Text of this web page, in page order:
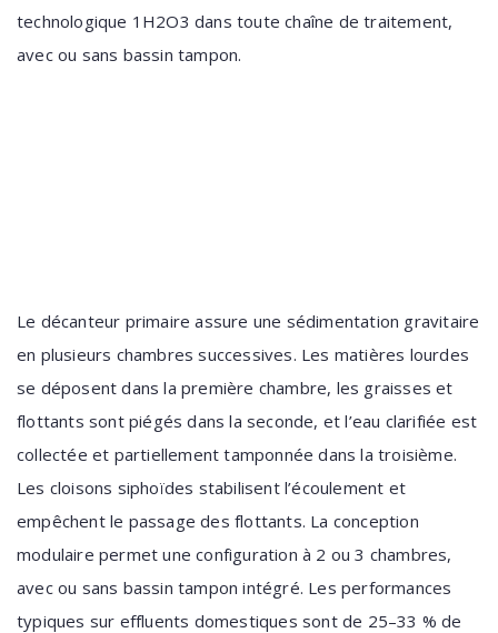
technologique 1H2O3 dans toute chaîne de traitement,
avec ou sans bassin tampon.
Le décanteur primaire assure une sédimentation gravitaire
en plusieurs chambres successives. Les matières lourdes
se déposent dans la première chambre, les graisses et
flottants sont piégés dans la seconde, et l’eau clarifiée est
collectée et partiellement tamponnée dans la troisième.
Les cloisons siphoïdes stabilisent l’écoulement et
empêchent le passage des flottants. La conception
modulaire permet une configuration à 2 ou 3 chambres,
avec ou sans bassin tampon intégré. Les performances
typiques sur effluents domestiques sont de 25–33 % de